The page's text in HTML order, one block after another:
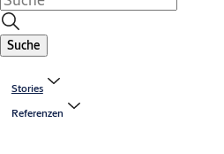
Suche
Stories
Referenzen